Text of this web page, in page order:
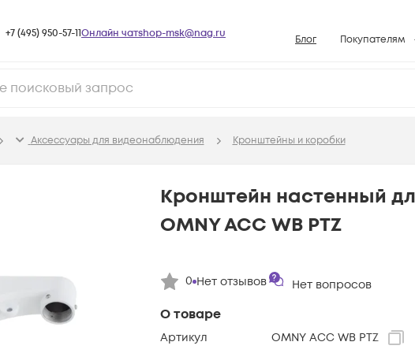
+7 (495) 950-57-11Онлайн чатshop-msk@nag.ru Блог Покупателям
Условия
Возврат
Вопросы и
Конфигураторы
Аксессуары для видеонаблюдения Кронштейны и коробки
О товаре
Артикул
OMNY ACC WB PTZ
Кронштейн настенный
OMNY ACC WB PTZ
0 Нет отзывов Нет вопросов